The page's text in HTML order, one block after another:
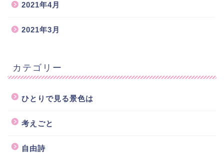
2021年4月
2021年3月
カテゴリー
ひとりで見る景色は
考えごと
自由詩